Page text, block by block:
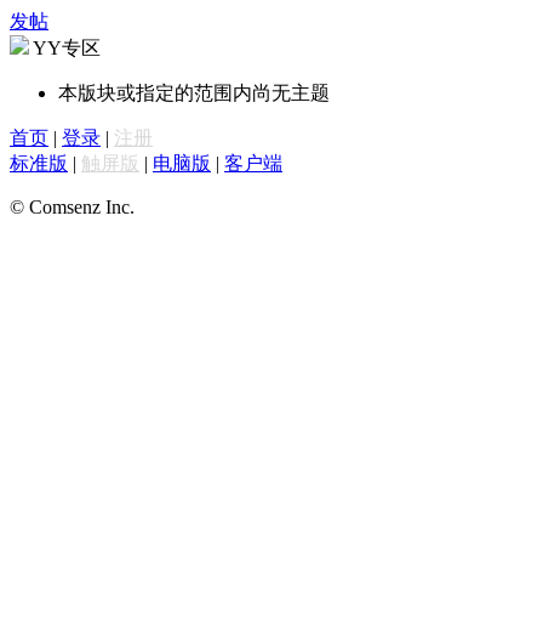
发帖
YY专区
本版块或指定的范围内尚无主题
首页 | 登录 | 注册
标准版 | 触屏版 | 电脑版 | 客户端
© Comsenz Inc.